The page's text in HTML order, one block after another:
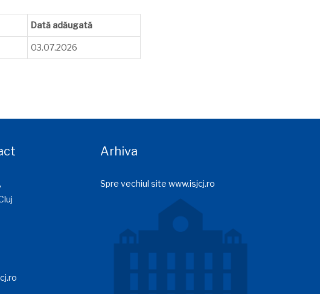
Dată adăugată
03.07.2026
Arhiva
Spre vechiul site www.isjcj.ro